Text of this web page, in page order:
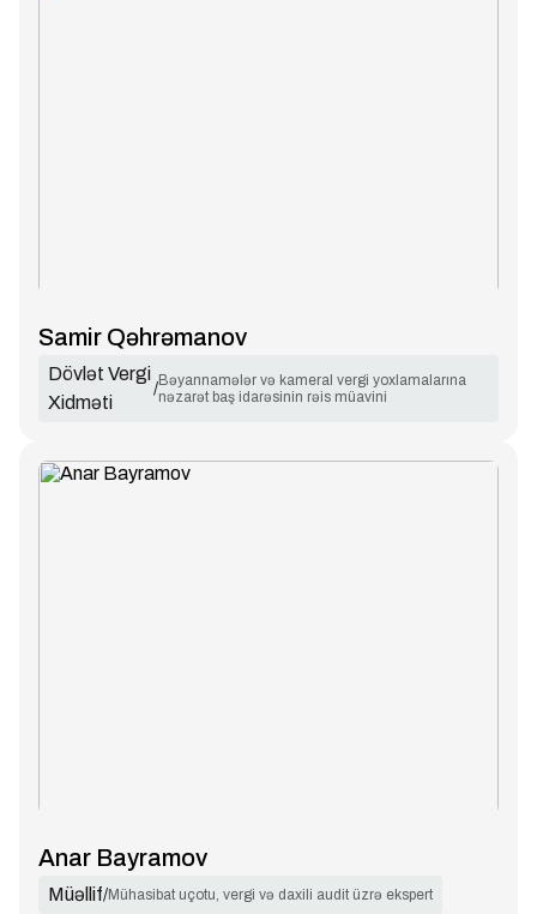
Samir Qəhrəmanov
Dövlət Vergi
Xidməti
/Bəyannamələr və kameral vergi yoxlamalarına
nəzarət baş idarəsinin rəis müavini
Anar Bayramov
Müəllif/Mühasibat uçotu, vergi və daxili audit üzrə ekspert